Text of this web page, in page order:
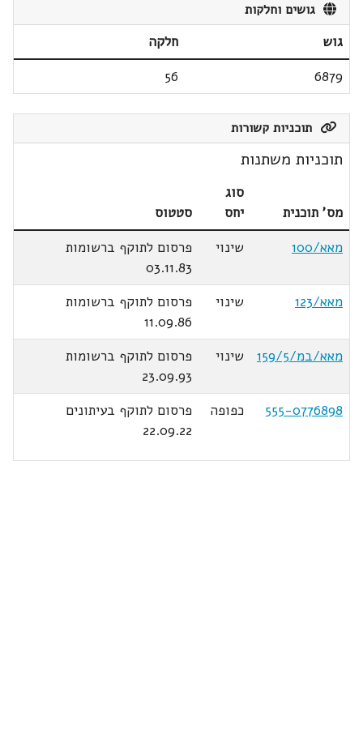
גושים וחלקות
גוש
חלקה
6879
56
תוכניות קשורות
תוכניות משתנות
מס' תוכנית
סוג
יחס
סטטוס
מאא/100
שינוי
פרסום לתוקף ברשומות
03.11.83
מאא/123
שינוי
פרסום לתוקף ברשומות
11.09.86
מאא/במ/159/5
שינוי
פרסום לתוקף ברשומות
23.09.93
555-0776898
כפופה
פרסום לתוקף בעיתונים
22.09.22